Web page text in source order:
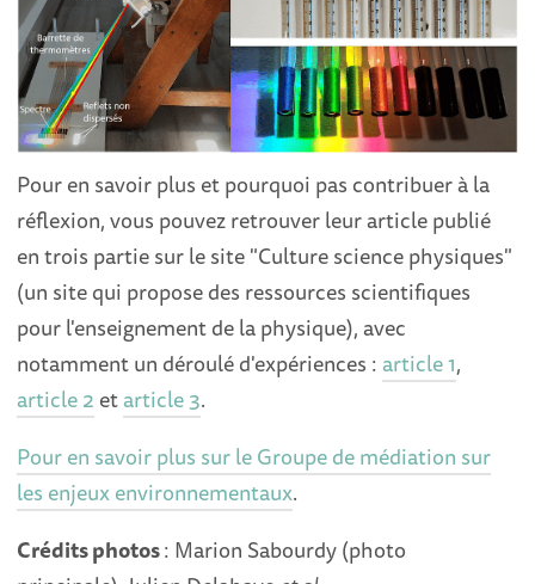
Pour en savoir plus et pourquoi pas contribuer à la
réflexion, vous pouvez retrouver leur article publié
en trois partie sur le site "Culture science physiques"
(un site qui propose des ressources scientifiques
pour l'enseignement de la physique), avec
notamment un déroulé d'expériences :article 1,
article 2 etarticle 3.
Pour en savoir plus sur le Groupe de médiation sur
les enjeux environnementaux.
Crédits photos: Marion Sabourdy (photo